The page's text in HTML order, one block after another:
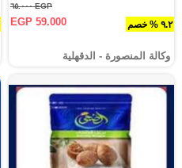
٩.٢ % خصم
EGP ٦٥.٠٠٠
EGP 59.000
وكالة المنصورة - الدقهلية‎